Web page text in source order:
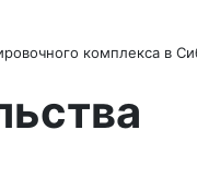
комплекса в